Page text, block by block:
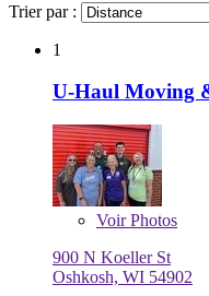
Trier par :
1
U-Haul Moving
VoirPhotos
900 N Koeller St
Oshkosh, WI 54902